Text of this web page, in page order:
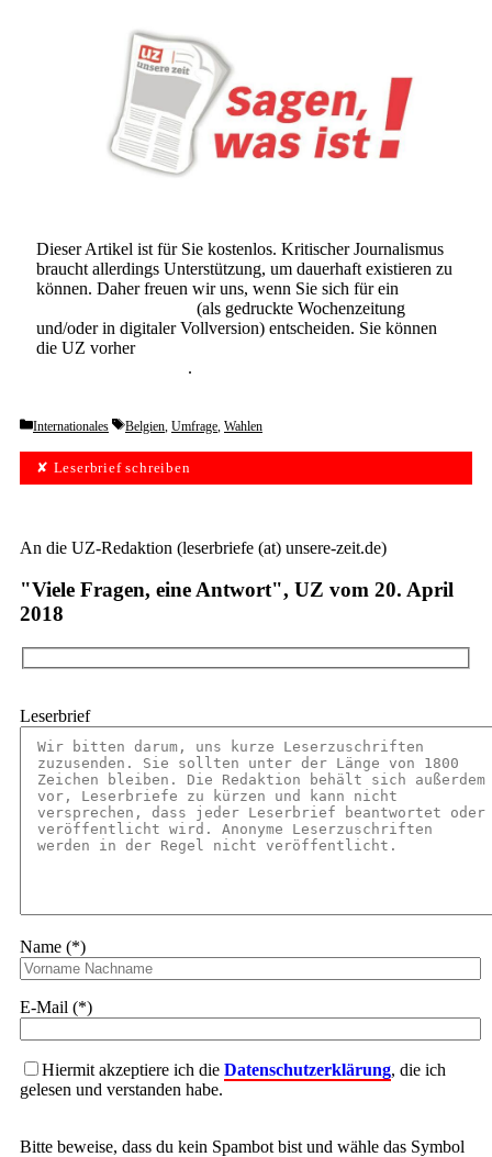
Dieser Artikel ist für Sie kostenlos. Kritischer Journalismus
braucht allerdings Unterstützung, um dauerhaft existieren zu
können. Daher freuen wir uns, wenn Sie sich für ein
(als gedruckte Wochenzeitung
und/oder in digitaler Vollversion) entscheiden. Sie können
die UZ vorher
.
Categories
Internationales Tags
Belgien, Umfrage, Wahlen
✘ Leserbrief schreiben
An die UZ-Redaktion (leserbriefe (at) unsere-zeit.de)
"Viele Fragen, eine Antwort", UZ vom 20. April
2018
Leserbrief
Name (*)
E-Mail (*)
Hiermit akzeptiere ich die Datenschutzerklärung, die ich
gelesen und verstanden habe.
Bitte beweise, dass du kein Spambot bist und wähle das Symbol